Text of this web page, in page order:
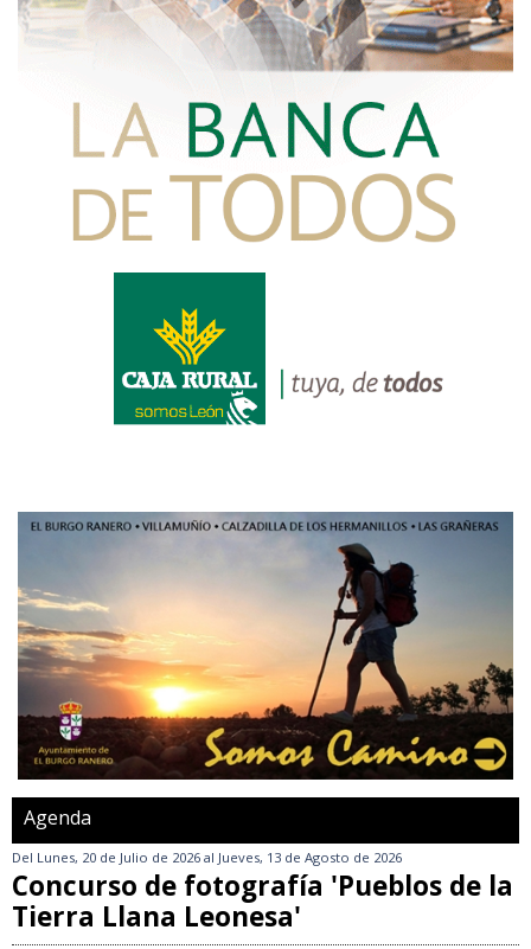
Agenda
Del Lunes, 20 de Julio de 2026 al Jueves, 13 de Agosto de 2026
Concurso de fotografía 'Pueblos de la
Tierra Llana Leonesa'